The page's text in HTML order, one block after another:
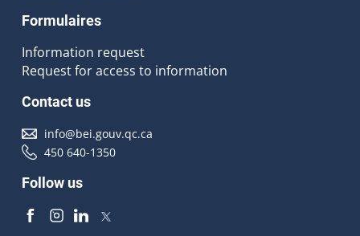
Formulaires
Information request
Request for access to information
Contact us
info@bei.gouv.qc.ca
450 640-1350
Follow us